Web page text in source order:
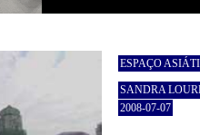
ESPAÇO
SANDRA
2008-07-07